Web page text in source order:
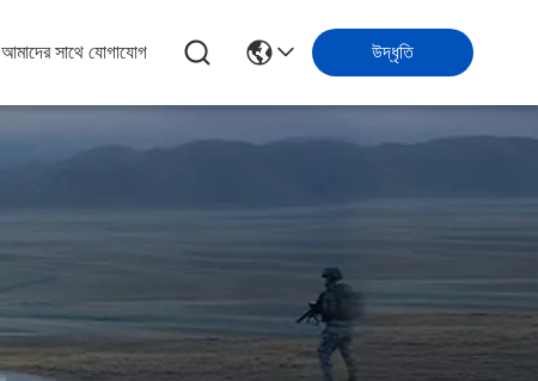
আমাদের সাথে যোগাযোগ উদ্ধৃতি